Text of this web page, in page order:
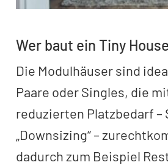
Wer baut ein Tiny
Die Modulhäuser sind
Paare oder Singles, die
reduzierten Platzbedarf –
„Downsizing“ –
dadurch zum Beispiel